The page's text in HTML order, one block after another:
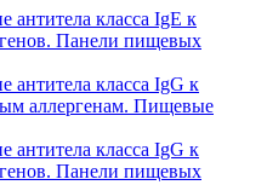
антитела класса IgE к
Панели пищевых
антитела класса IgG к
аллергенам. Пищевые
антитела класса IgG к
Панели пищевых